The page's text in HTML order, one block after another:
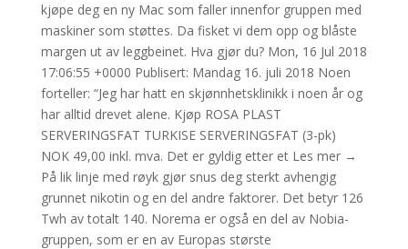
kjøpe deg en ny Mac som faller innenfor gruppen med
maskiner som støttes. Da fisket vi dem opp og blåste
margen ut av leggbeinet. Hva gjør du? Mon, 16 Jul 2018
17:06:55 +0000 Publisert: Mandag 16. juli 2018 Noen
forteller: “Jeg har hatt en skjønnhetsklinikk i noen år og
har alltid drevet alene. Kjøp ROSA PLAST
SERVERINGSFAT TURKISE SERVERINGSFAT (3-pk)
NOK 49,00 inkl. mva. Det er gyldig etter et Les mer →
På lik linje med røyk gjør snus deg sterkt avhengig
grunnet nikotin og en del andre faktorer. Det betyr 126
Twh av totalt 140. Norema er også en del av Nobia-
gruppen, som er en av Europas største